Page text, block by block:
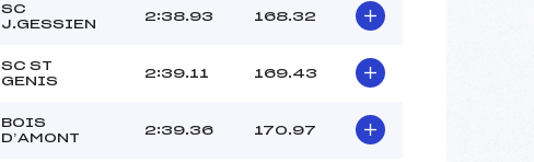
SC
J.GESSIEN
2:38.93 168.32
SC ST
GENIS
2:39.11 169.43
BOIS
D’AMONT
2:39.36 170.97